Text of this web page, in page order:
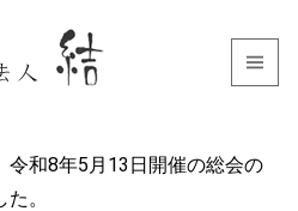
令和8年5月13日開催の総会の
。